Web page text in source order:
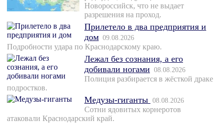
Новороссийск, что не выдает
разрешения на проход.
Прилетело в два предприятия и
дом 09.08.2026
Подробности удара по Краснодарскому краю.
Лежал без сознания, а его
добивали ногами 08.08.2026
Полиция разбирается в жёсткой драке
подростков.
Медузы-гиганты 08.08.2026
Сотни ядовитых корнеротов
атаковали Краснодарский край.